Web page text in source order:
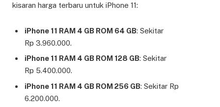
kisaran harga terbaru untuk iPhone 11:
iPhone 11 RAM 4 GB ROM 64 GB: Sekitar
Rp 3.960.000.
iPhone 11 RAM 4 GB ROM 128 GB: Sekitar
Rp 5.400.000.
iPhone 11 RAM 4 GB ROM 256 GB: Sekitar Rp
6.200.000.